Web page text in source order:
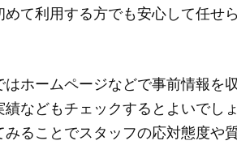
て利用する方でも安心して任せ
ホームページなどで事前情報を
などもチェックするとよいでし
ることでスタッフの応対態度や